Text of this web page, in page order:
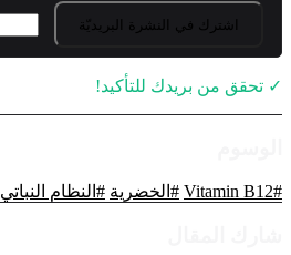
اشترك في النشرة البريديّة
✓ تحقق من بريدك للتأكيد!
#
Vitamin B12
# الخضرية # النظام النباتي